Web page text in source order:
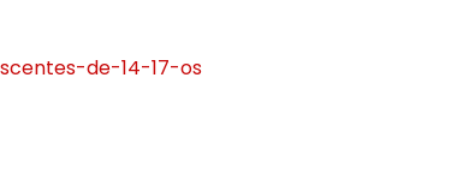
de-14-17-os